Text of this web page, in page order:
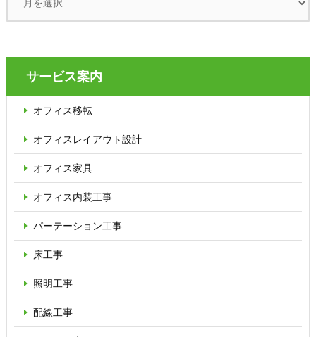
サービス案内
オフィス移転
オフィス レイアウト設計
オフィス家具
オフィス内装工事
パーテーション工事
床工事
照明工事
配線工事